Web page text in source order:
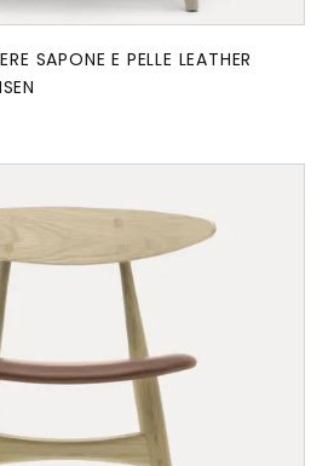
SAPONE E PELLE LEATHER